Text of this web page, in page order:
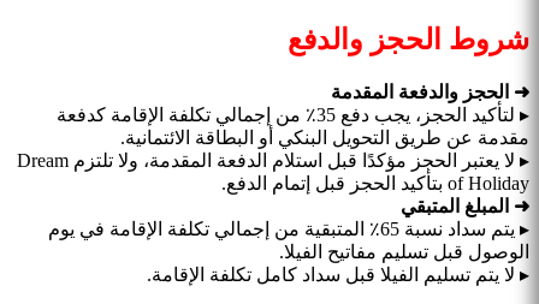
شروط الحجز والدفع
➜ الحجز والدفعة المقدمة
▸ لتأكيد الحجز، يجب دفع 35٪ من إجمالي تكلفة الإقامة كدفعة
مقدمة عن طريق التحويل البنكي أو البطاقة الائتمانية.
▸ لا يعتبر الحجز مؤكدًا قبل استلام الدفعة المقدمة، ولا تلتزم Dream
of Holiday بتأكيد الحجز قبل إتمام الدفع.
➜ المبلغ المتبقي
▸ يتم سداد نسبة 65٪ المتبقية من إجمالي تكلفة الإقامة في يوم
الوصول قبل تسليم مفاتيح الفيلا.
▸ لا يتم تسليم الفيلا قبل سداد كامل تكلفة الإقامة.